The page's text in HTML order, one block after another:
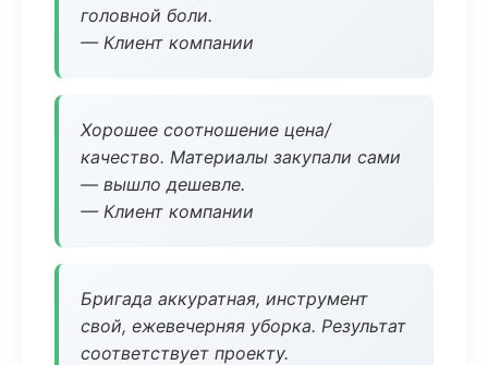
головной боли.
— Клиент компании
Хорошее соотношение цена/
качество. Материалы закупали сами
— вышло дешевле.
— Клиент компании
Бригада аккуратная, инструмент
свой, ежевечерняя уборка. Результат
соответствует проекту.